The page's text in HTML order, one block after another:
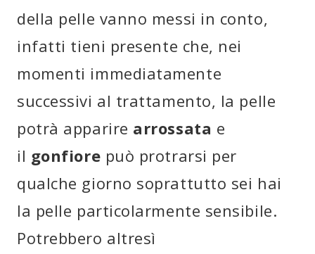
della pelle vanno messi in conto,
infatti tieni presente che, nei
momenti immediatamente
successivi al trattamento, la pelle
potrà apparire arrossata e
il gonfiore può protrarsi per
qualche giorno soprattutto sei hai
la pelle particolarmente sensibile.
Potrebbero altresì